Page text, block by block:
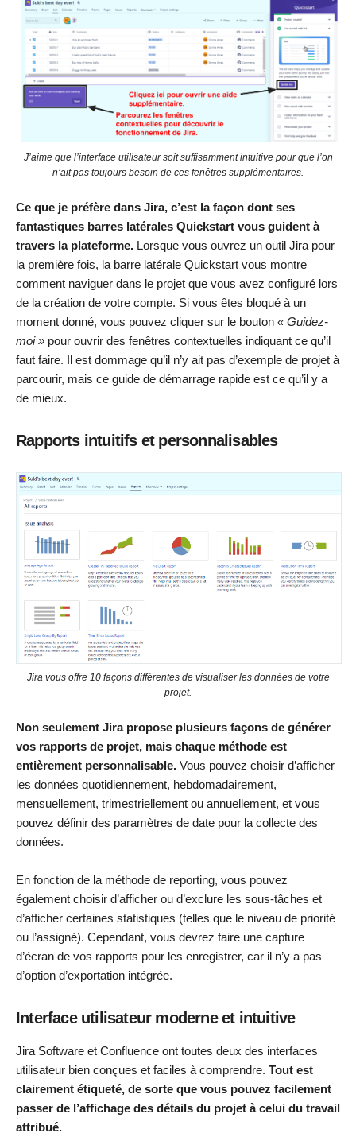
J’aime que l’interface utilisateur soit suffisamment intuitive pour que l’on
n’ait pas toujours besoin de ces fenêtres supplémentaires.
Ce que je préfère dans Jira, c’est la façon dont ses
fantastiques barres latérales Quickstart vous guident à
travers la plateforme. Lorsque vous ouvrez un outil Jira pour
la première fois, la barre latérale Quickstart vous montre
comment naviguer dans le projet que vous avez configuré lors
de la création de votre compte. Si vous êtes bloqué à un
moment donné, vous pouvez cliquer sur le bouton « Guidez-
moi » pour ouvrir des fenêtres contextuelles indiquant ce qu’il
faut faire. Il est dommage qu’il n’y ait pas d’exemple de projet à
parcourir, mais ce guide de démarrage rapide est ce qu’il y a
de mieux.
Rapports intuitifs et personnalisables
Jira vous offre 10 façons différentes de visualiser les données de votre
projet.
Non seulement Jira propose plusieurs façons de générer
vos rapports de projet, mais chaque méthode est
entièrement personnalisable. Vous pouvez choisir d’afficher
les données quotidiennement, hebdomadairement,
mensuellement, trimestriellement ou annuellement, et vous
pouvez définir des paramètres de date pour la collecte des
données.
En fonction de la méthode de reporting, vous pouvez
également choisir d’afficher ou d’exclure les sous-tâches et
d’afficher certaines statistiques (telles que le niveau de priorité
ou l’assigné). Cependant, vous devrez faire une capture
d’écran de vos rapports pour les enregistrer, car il n’y a pas
d’option d’exportation intégrée.
Interface utilisateur moderne et intuitive
Jira Software et Confluence ont toutes deux des interfaces
utilisateur bien conçues et faciles à comprendre. Tout est
clairement étiqueté, de sorte que vous pouvez facilement
passer de l’affichage des détails du projet à celui du travail
attribué.